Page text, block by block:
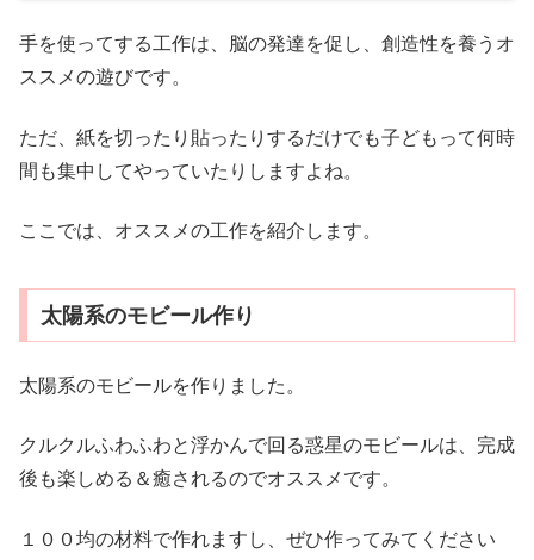
手を使ってする工作は、脳の発達を促し、創造性を養うオ
ススメの遊びです。
ただ、紙を切ったり貼ったりするだけでも子どもって何時
間も集中してやっていたりしますよね。
ここでは、オススメの工作を紹介します。
太陽系のモビール作り
太陽系のモビールを作りました。
クルクルふわふわと浮かんで回る惑星のモビールは、完成
後も楽しめる＆癒されるのでオススメです。
１００均の材料で作れますし、ぜひ作ってみてください